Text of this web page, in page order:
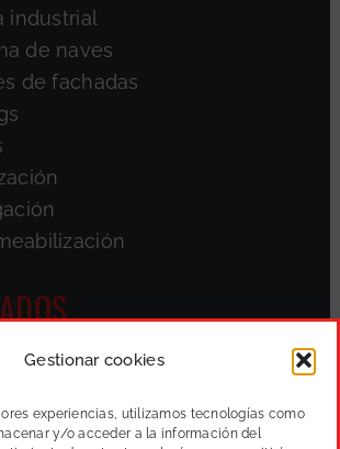
Gestionar cookies
experiencias, utilizamos tecnologías como
y/o acceder a la información del
industrial
de naves
de fachadas